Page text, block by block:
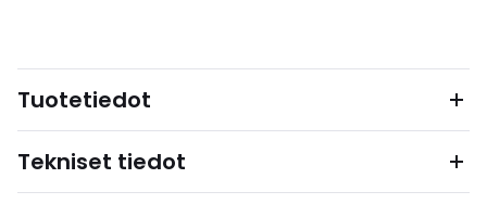
Tuotetiedot
Tekniset tiedot